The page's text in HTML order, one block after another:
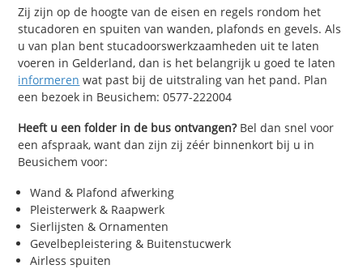
Zij zijn op de hoogte van de eisen en regels rondom het
stucadoren en spuiten van wanden, plafonds en gevels. Als
u van plan bent stucadoorswerkzaamheden uit te laten
voeren in Gelderland, dan is het belangrijk u goed te laten
informeren wat past bij de uitstraling van het pand. Plan
een bezoek in Beusichem: 0577-222004
Heeft u een folder in de bus ontvangen?Bel dan snel voor
een afspraak, want dan zijn zij zéér binnenkort bij u in
Beusichem voor:
Wand & Plafond afwerking
Pleisterwerk & Raapwerk
Sierlijsten & Ornamenten
Gevelbepleistering & Buitenstucwerk
Airless spuiten